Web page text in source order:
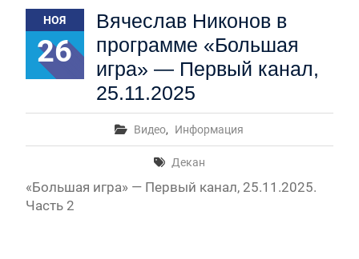
НОЯ
26
Вячеслав Никонов в
программе «Большая
игра» — Первый канал,
25.11.2025
Видео, Информация
Декан
«Большая игра» — Первый канал, 25.11.2025.
Часть 2